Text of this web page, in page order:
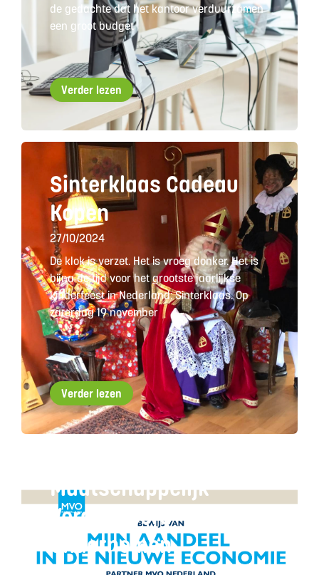
de gedachte dat het kantoor verduurzamen
een groot budget
Verder lezen
Sinterklaas Cadeau
Kopen
27/10/2024
De klok is verzet. Het is vroeg donker. Het is
bijna de tijd voor het grootste jaarlijkse
kinderfeest in Nederland: Sinterklaas. Op
zaterdag 19 november
Verder lezen
Maatschappelijk
Verantwoord
Ondernemen